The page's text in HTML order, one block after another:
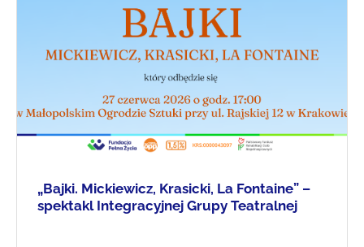
„Bajki. Mickiewicz, Krasicki, La Fontaine” –
spektakl Integracyjnej Grupy Teatralnej